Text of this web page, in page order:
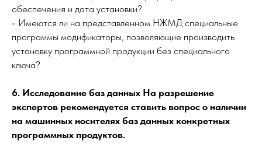
обеспечения и дата установки?
- Имеются ли на представленном НЖМД специальные
программы модификаторы, позволяющие производить
установку программной продукции без специального
ключа?
6. Исследование баз данных На разрешение
экспертов рекомендуется ставить вопрос о наличии
на машинных носителях баз данных конкретных
программных продуктов.